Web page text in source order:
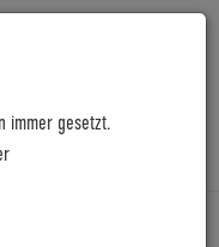
immer gesetzt.MEDIA